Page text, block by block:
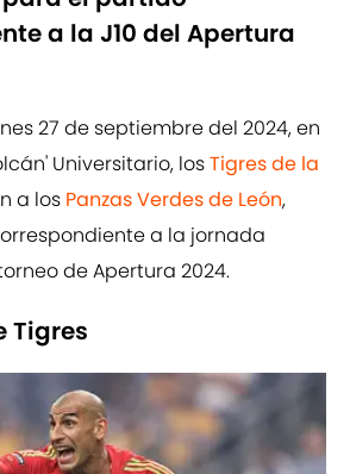
a la J10 del Apertura
27 de septiembre del 2024, en
Universitario, losTigres de la
a los Panzas Verdes de León,
a la jornada
de Apertura 2024.
Tigres